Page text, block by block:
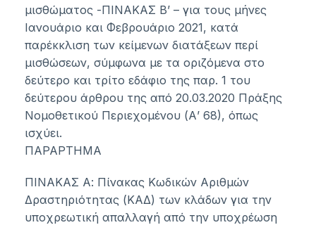
μισθώματος -ΠΙΝΑΚΑΣ Β’ – για τους μήνες
Ιανουάριο και Φεβρουάριο 2021, κατά
παρέκκλιση των κείμενων διατάξεων περί
μισθώσεων, σύμφωνα με τα οριζόμενα στο
δεύτερο και τρίτο εδάφιο της παρ. 1 του
δεύτερου άρθρου της από 20.03.2020 Πράξης
Νομοθετικού Περιεχομένου (Α’ 68), όπως
ισχύει.
ΠΑΡΑΡΤΗΜΑ
ΠΙΝΑΚΑΣ Α: Πίνακας Κωδικών Αριθμών
Δραστηριότητας (ΚΑΔ) των κλάδων για την
υποχρεωτική απαλλαγή από την υποχρέωση